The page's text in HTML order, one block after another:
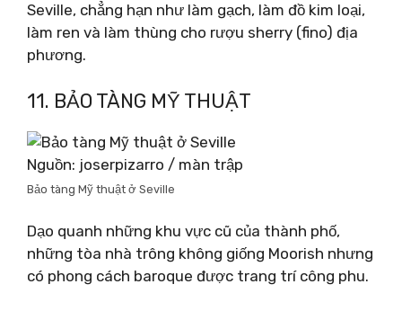
Seville, chẳng hạn như làm gạch, làm đồ kim loại,
làm ren và làm thùng cho rượu sherry (fino) địa
phương.
11. BẢO TÀNG MỸ THUẬT
Nguồn: joserpizarro / màn trập
Bảo tàng Mỹ thuật ở Seville
Dạo quanh những khu vực cũ của thành phố,
những tòa nhà trông không giống Moorish nhưng
có phong cách baroque được trang trí công phu.